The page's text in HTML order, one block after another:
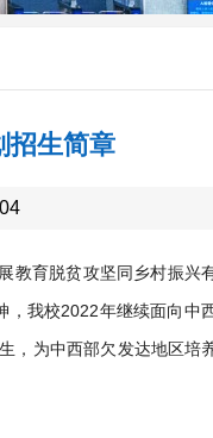
招生简章
教育脱贫攻坚同乡村振兴
，我校2022年继续面向中
为中西部欠发达地区培